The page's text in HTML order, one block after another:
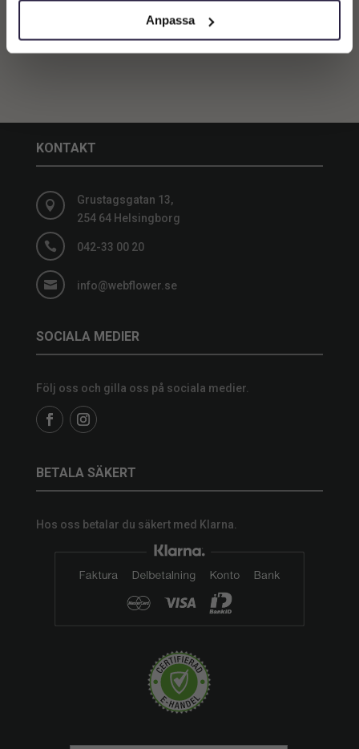
Anpassa
KONTAKT

Grustagsgatan 13,
254 64 Helsingborg
 042-33 00 20
 info@webflower.se
SOCIALA MEDIER
Följ oss och gilla oss på sociala medier.
BETALA SÄKERT
Hos oss betalar du säkert med Klarna.